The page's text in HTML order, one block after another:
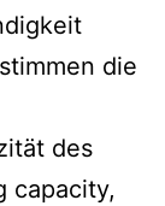
die
des
capacity,